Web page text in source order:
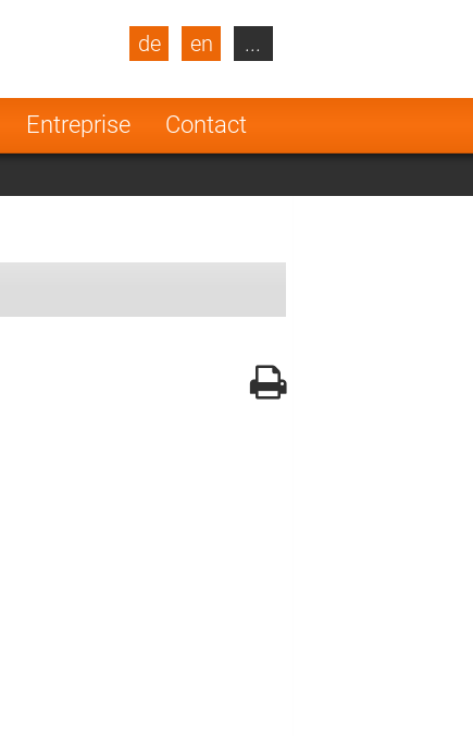
Entreprise Contact
de en
Turkey
Netherlands
...